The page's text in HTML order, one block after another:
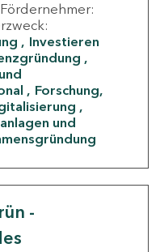
Fördernehmer:
Investieren
Forschung,
und
-